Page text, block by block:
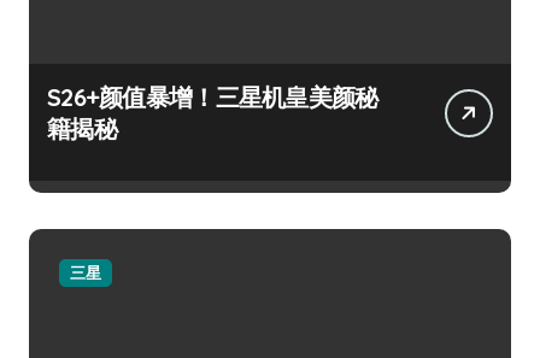
S26+颜值暴增！三星机皇美颜秘
籍揭秘
三星